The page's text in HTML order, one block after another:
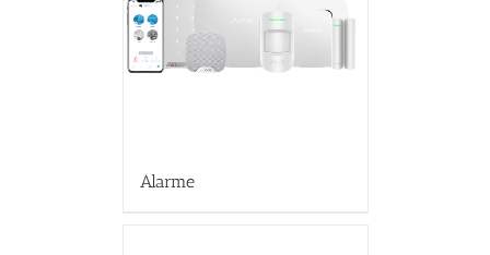
Alarme